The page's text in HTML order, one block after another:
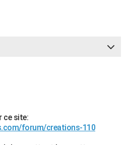
ce site:
forum/creations-110